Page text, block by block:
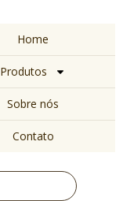
Home
Produtos
Sobre nós
Contato